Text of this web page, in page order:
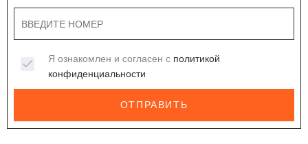
Я ознакомлен и согласен с политикой
конфиденциальности
ОТПРАВИТЬ